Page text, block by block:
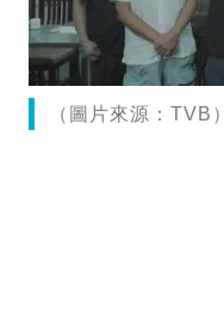
（圖片來源：TVB）